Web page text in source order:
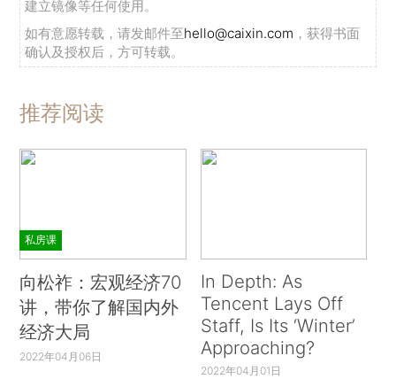
建立镜像等任何使用。
如有意愿转载，请发邮件至hello@caixin.com ，获得书面
确认及授权后，方可转载。
推荐阅读
私房课
向松祚：宏观经济70
讲，带你了解国内外
经济大局
2022年04月06日
In Depth: As
Tencent Lays Off
Staff, Is Its ‘Winter’
Approaching?
2022年04月01日